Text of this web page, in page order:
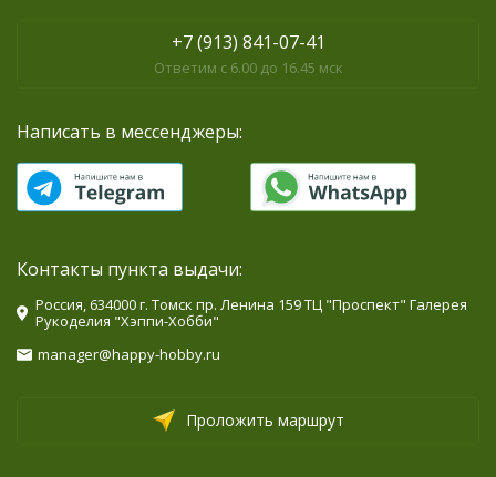
+7 (913) 841-07-41
Ответим с 6.00 до 16.45 мск
Написать в мессенджеры:
Контакты пункта выдачи:
Россия, 634000 г. Томск пр. Ленина 159 ТЦ "Проспект" Галерея
Рукоделия "Хэппи-Хобби"
manager@happy-hobby.ru
Проложить маршрут